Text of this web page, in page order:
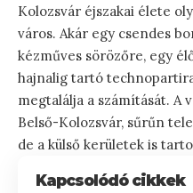
Kolozsvár éjszakai élete
város. Akár egy csendes
kézműves sörözőre, egy
hajnalig tartó
megtalálja a számítását. A
Belső-Kolozsvár, sűrűn
de a külső kerületek is
Kapcsolódó cikkek